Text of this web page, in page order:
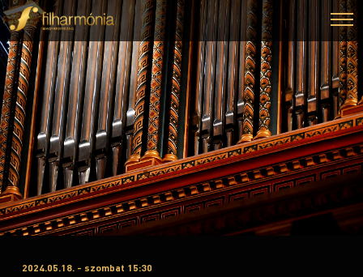
2024.05.18. - szombat 15:30